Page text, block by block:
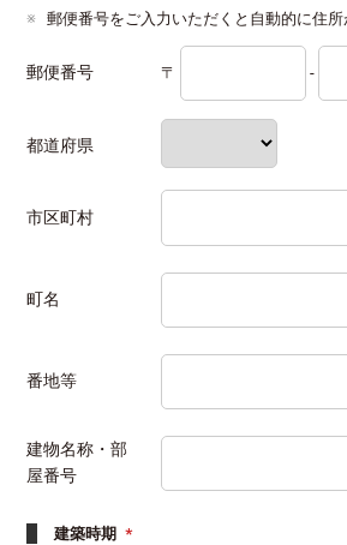
郵便番号をご入力いただくと自動的に住所
郵便番号 〒 -
都道府県
市区町村
町名
番地等
建物名称・部
屋番号
建築時期 *